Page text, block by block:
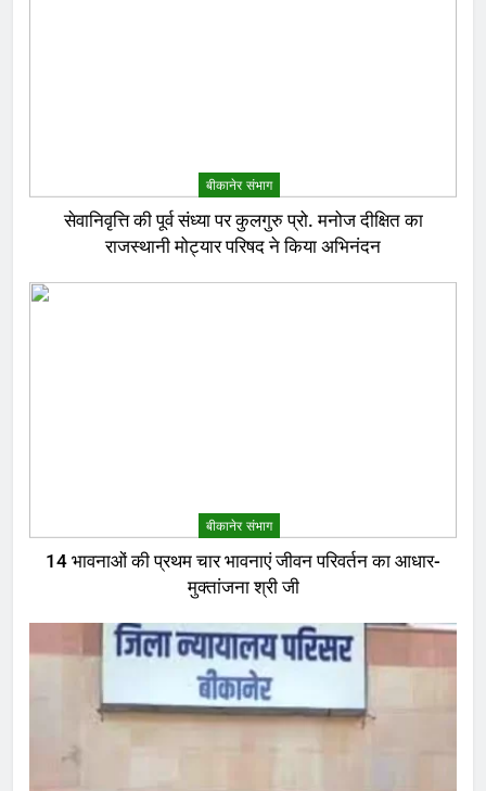
बीकानेर संभाग
सेवानिवृत्ति की पूर्व संध्या पर कुलगुरु प्रो. मनोज दीक्षित का
राजस्थानी मोट्यार परिषद ने किया अभिनंदन
बीकानेर संभाग
14 भावनाओं की प्रथम चार भावनाएं जीवन परिवर्तन का आधार-
मुक्तांजना श्री जी